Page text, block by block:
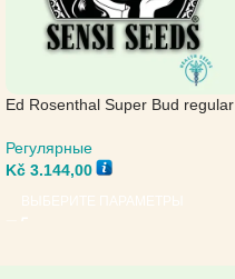
Ed Rosenthal Super Bud regular
Регулярные
Kč 3.144,00